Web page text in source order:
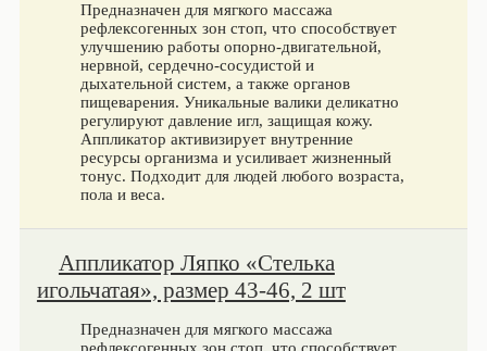
Предназначен для мягкого массажа
рефлексогенных зон стоп, что способствует
улучшению работы опорно-двигательной,
нервной, сердечно-сосудистой и
дыхательной систем, а также органов
пищеварения. Уникальные валики деликатно
регулируют давление игл, защищая кожу.
Аппликатор активизирует внутренние
ресурсы организма и усиливает жизненный
тонус. Подходит для людей любого возраста,
пола и веса.
Аппликатор Ляпко «Стелька
игольчатая», размер 43-46, 2 шт
Предназначен для мягкого массажа